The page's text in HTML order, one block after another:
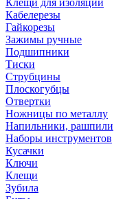
Клещи для изоляции
Кабелерезы
Гайкорезы
Зажимы ручные
Подшипники
Тиски
Струбцины
Плоскогубцы
Отвертки
Ножницы по металлу
Напильники, рашпили
Наборы инструментов
Кусачки
Ключи
Клещи
Зубила